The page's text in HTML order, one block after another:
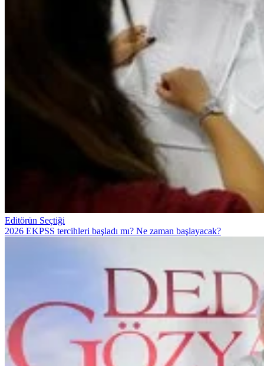
Editörün Seçtiği
2026 EKPSS tercihleri başladı mı? Ne zaman başlayacak?